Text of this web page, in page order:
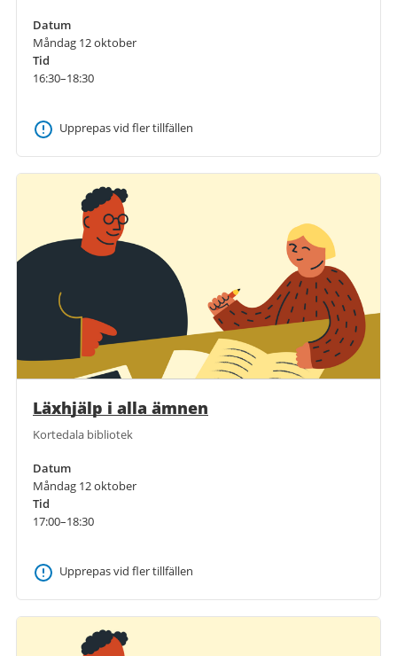
Datum
Måndag 12 oktober
Tid
16:30–18:30
Upprepas vid fler tillfällen
Läxhjälp i alla ämnen
Kortedala bibliotek
Datum
Måndag 12 oktober
Tid
17:00–18:30
Upprepas vid fler tillfällen